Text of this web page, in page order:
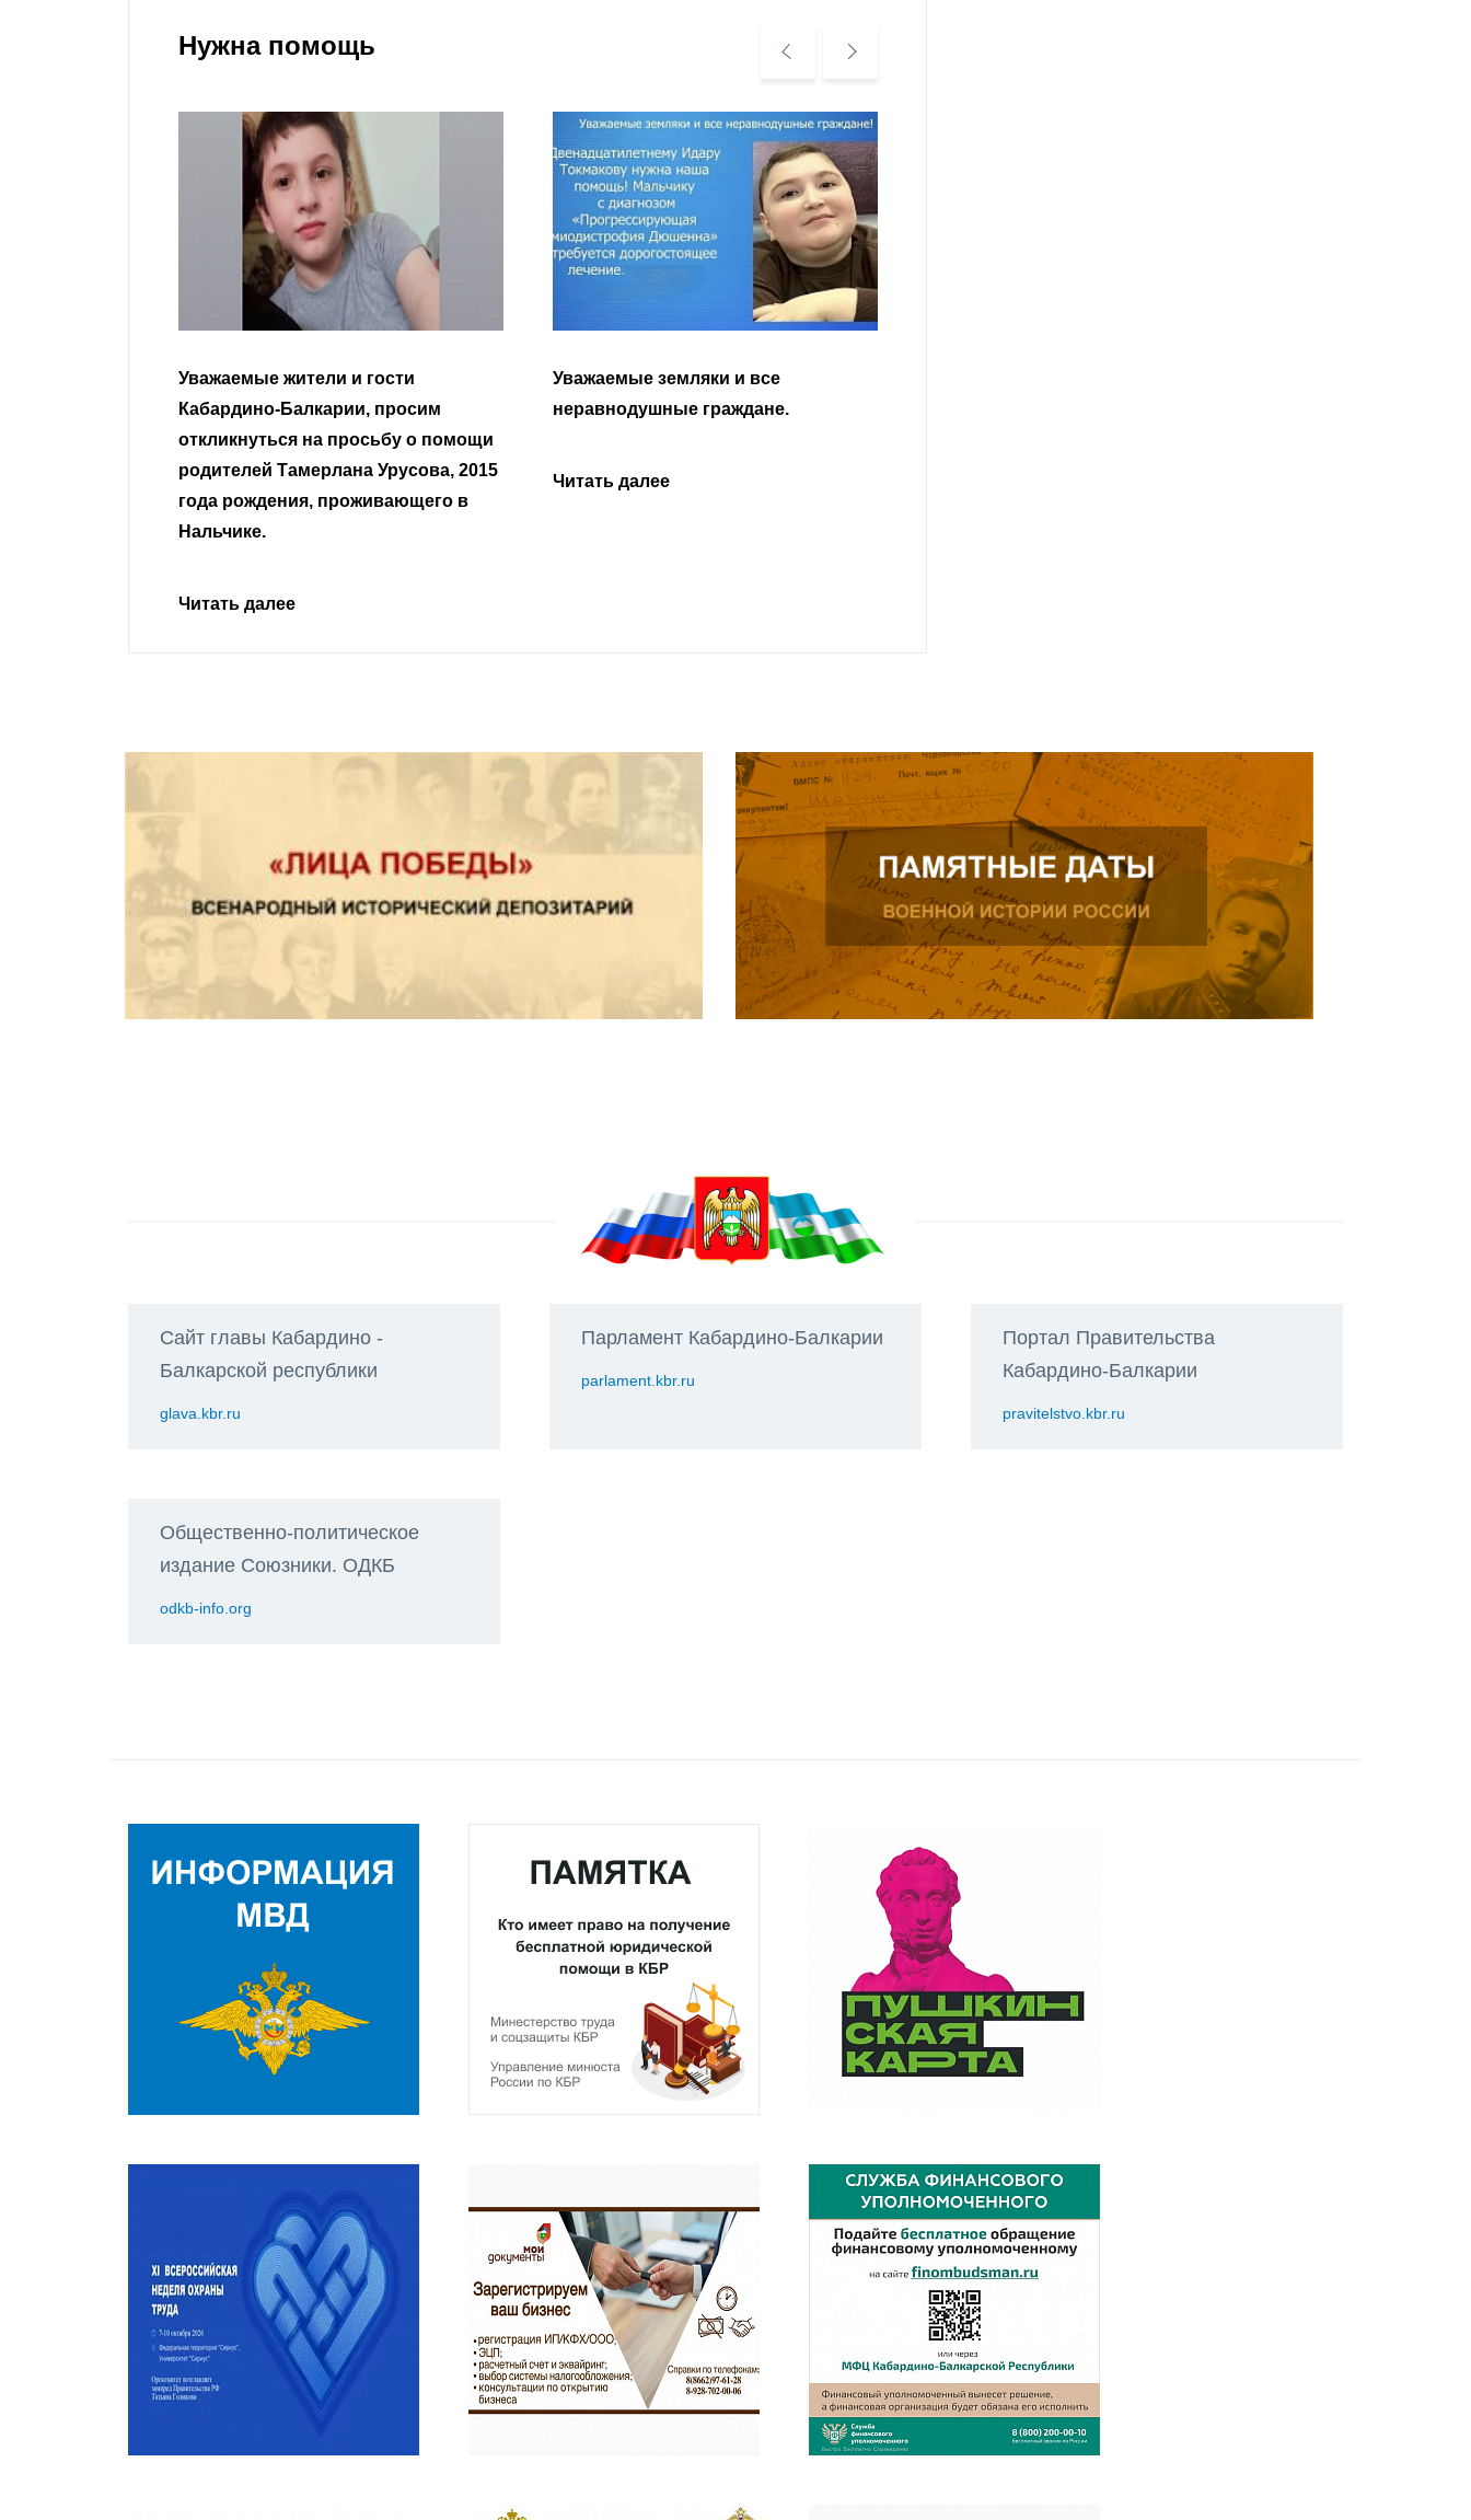
Нужна помощь
Уважаемые жители и гости
Кабардино-Балкарии, просим
откликнуться на просьбу о помощи
родителей Тамерлана Урусова, 2015
года рождения, проживающего в
Читать далее
Уважаемые земляки и все
неравнодушные граждане.
Читать далее
Сайт главы Кабардино -
Балкарской республики
glava.kbr.ru
Парламент Кабардино-Балкарии
parlament.kbr.ru
Портал Правительства
Кабардино-Балкарии
pravitelstvo.kbr.ru
Общественно-политическое
издание Союзники. ОДКБ
odkb-info.org